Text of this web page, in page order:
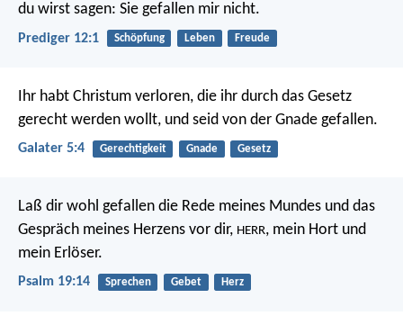
du wirst sagen: Sie gefallen mir nicht.
Prediger 12:1 Schöpfung Leben Freude
Ihr habt Christum verloren, die ihr durch das Gesetz
gerecht werden wollt, und seid von der Gnade gefallen.
Galater 5:4 Gerechtigkeit Gnade Gesetz
Laß dir wohl gefallen die Rede meines Mundes und das
Gespräch meines Herzens vor dir, HERR, mein Hort und
mein Erlöser.
Psalm 19:14 Sprechen Gebet Herz